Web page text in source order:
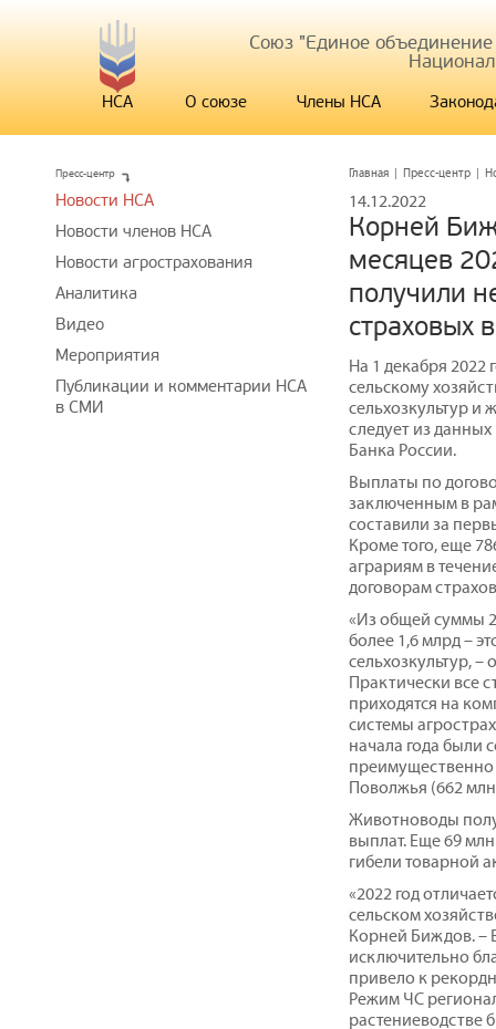
Союз "Единое
НСА О союзе Члены НСА
Главная | Пресс-центр |
14.12.2022
Корней
месяцев
получили
страховых
На 1 декабря
сельскому
сельхозкультур и
следует из
Банка России.
Выплаты по
заключенным в
составили за
Кроме того, еще
аграриям в
договорам
«Из общей суммы
более 1,6 млрд –
сельхозкультур,
Практически все
приходятся на
системы
начала года были
Поволжья (662
Животноводы
выплат. Еще 69
гибели товарной
«2022 год
сельском
Корней Биждов. –
исключительно
привело к
Режим ЧС
растениеводстве
Пресс-центр
Новости НСА
Новости членов НСА
Новости агрострахования
Аналитика
Видео
Мероприятия
Публикации и комментарии НСА
в СМИ